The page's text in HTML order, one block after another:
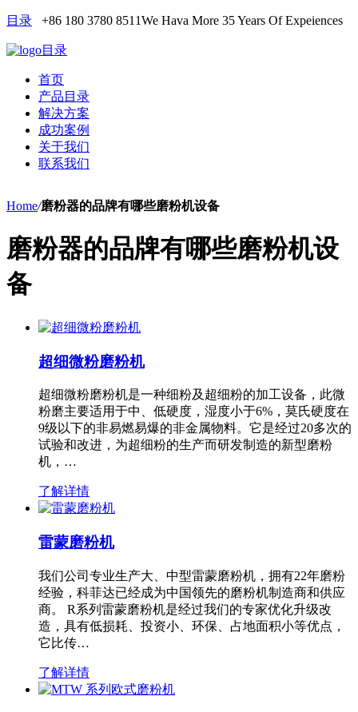
目录 +86 180 3780 8511We Hava More 35 Years Of Expeiences
目录
首页
产品目录
解决方案
成功案例
关于我们
联系我们
Home/磨粉器的品牌有哪些磨粉机设备
磨粉器的品牌有哪些磨粉机设
备
超细微粉磨粉机
超细微粉磨粉机是一种细粉及超细粉的加工设备，此微
粉磨主要适用于中、低硬度，湿度小于6%，莫氏硬度在
9级以下的非易燃易爆的非金属物料。它是经过20多次的
试验和改进，为超细粉的生产而研发制造的新型磨粉
机，…
了解详情
雷蒙磨粉机
我们公司专业生产大、中型雷蒙磨粉机，拥有22年磨粉
经验，科菲达已经成为中国领先的磨粉机制造商和供应
商。 R系列雷蒙磨粉机是经过我们的专家优化升级改
造，具有低损耗、投资小、环保、占地面积小等优点，
它比传…
了解详情